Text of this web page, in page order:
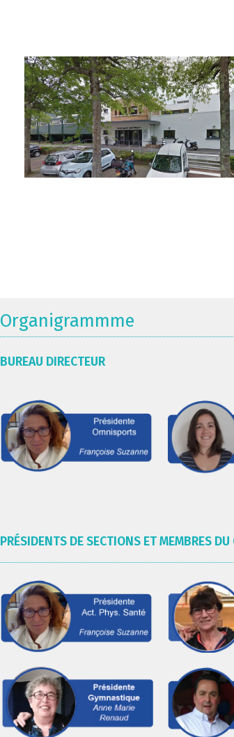
Organigrammme
BUREAU DIRECTEUR
PRÉSIDENTS DE SECTIONS ET MEMBRES